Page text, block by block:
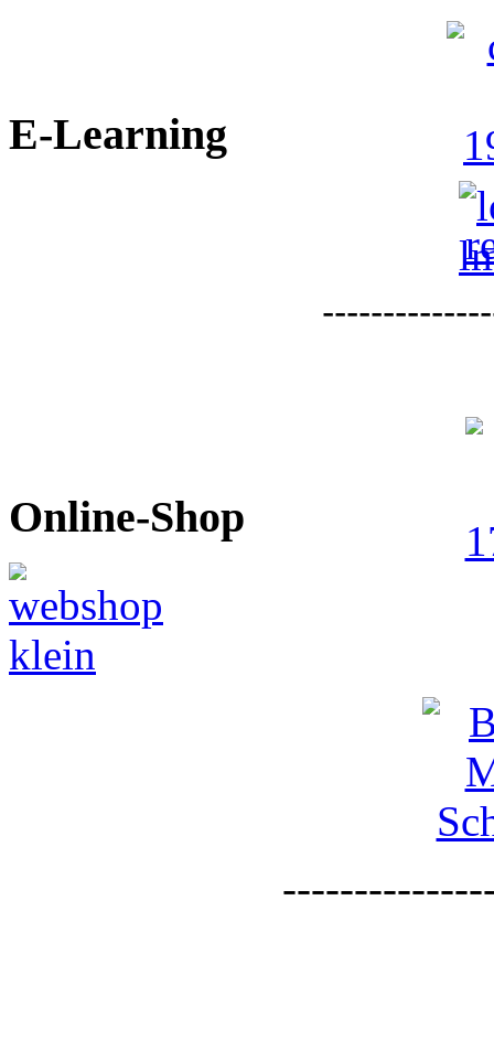
E-Learning
Online-Shop